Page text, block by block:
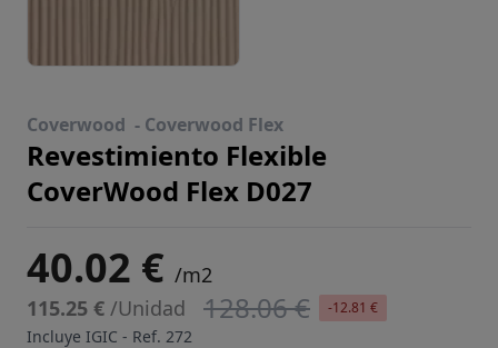
Coverwood - Coverwood Flex
Revestimiento Flexible
CoverWood Flex D027
40.02 € /m2
115.25 € /Unidad 128.06 € -12.81 €
Incluye IGIC - Ref. 272